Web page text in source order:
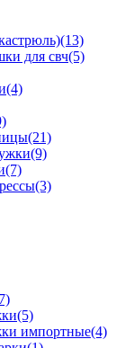
(13)
для свч(5)
(4)
(21)
(9)
(7)
(3)
(5)
импортные(4)